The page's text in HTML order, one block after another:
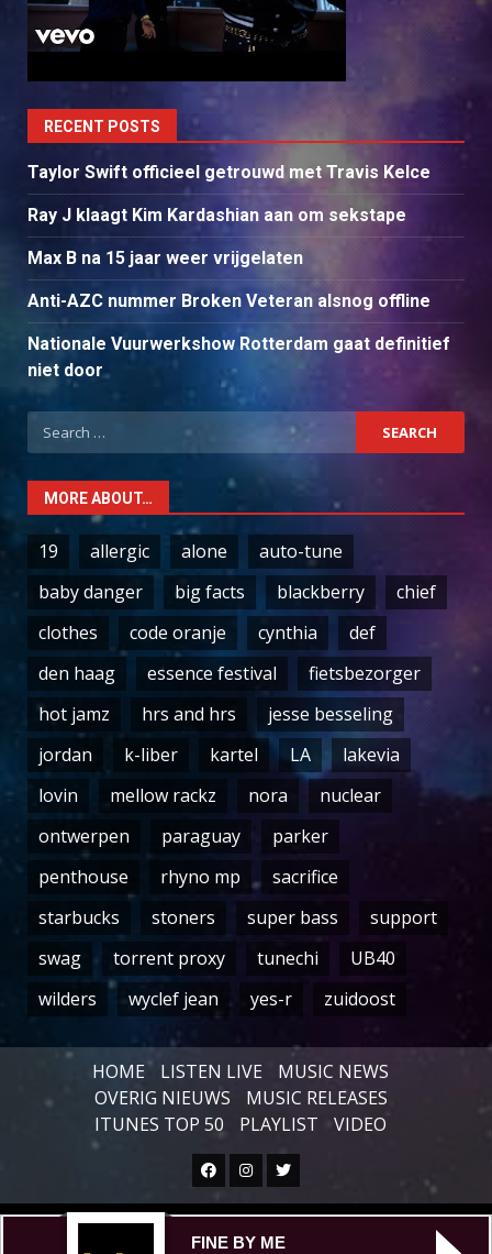
RECENT POSTS
Taylor Swift officieel getrouwd met Travis Kelce
Ray J klaagt Kim Kardashian aan om sekstape
Max B na 15 jaar weer vrijgelaten
Anti-AZC nummer Broken Veteran alsnog offline
Nationale Vuurwerkshow Rotterdam gaat definitief
niet door
Search
for:
MORE ABOUT…
19 allergic alone
auto-tune
baby danger
big facts blackberry
chief
clothes
code oranje cynthia
def
den haag
essence festival
fietsbezorger
hot jamz
hrs and hrs
jesse besseling
jordan
k-liber kartel LA
lakevia
lovin
mellow rackz nora
nuclear
ontwerpen
paraguay
parker
penthouse
rhyno mp
sacrifice
starbucks
stoners super bass
support
swag
torrent proxy tunechi
UB40
wilders
wyclef jean yes-r zuidoost
HOME LISTEN LIVE
MUSIC NEWS
OVERIG NIEUWS
MUSIC RELEASES
ITUNES TOP 50
PLAYLIST VIDEO
Facebook
Instagram
Twitter
Copyright © All rights reserved.
FINE BY ME